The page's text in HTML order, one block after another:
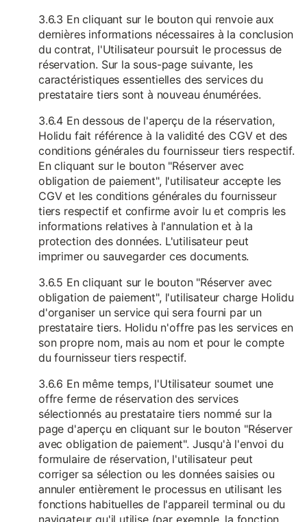
3.6.3 En cliquant sur le bouton qui renvoie aux
dernières informations nécessaires à la conclusion
du contrat, l'Utilisateur poursuit le processus de
réservation. Sur la sous-page suivante, les
caractéristiques essentielles des services du
prestataire tiers sont à nouveau énumérées.
3.6.4 En dessous de l'aperçu de la réservation,
Holidu fait référence à la validité des CGV et des
conditions générales du fournisseur tiers respectif.
En cliquant sur le bouton "Réserver avec
obligation de paiement", l'utilisateur accepte les
CGV et les conditions générales du fournisseur
tiers respectif et confirme avoir lu et compris les
informations relatives à l'annulation et à la
protection des données. L'utilisateur peut
imprimer ou sauvegarder ces documents.
3.6.5 En cliquant sur le bouton "Réserver avec
obligation de paiement", l'utilisateur charge Holidu
d'organiser un service qui sera fourni par un
prestataire tiers. Holidu n'offre pas les services en
son propre nom, mais au nom et pour le compte
du fournisseur tiers respectif.
3.6.6 En même temps, l'Utilisateur soumet une
offre ferme de réservation des services
sélectionnés au prestataire tiers nommé sur la
page d'aperçu en cliquant sur le bouton "Réserver
avec obligation de paiement". Jusqu'à l'envoi du
formulaire de réservation, l'utilisateur peut
corriger sa sélection ou les données saisies ou
annuler entièrement le processus en utilisant les
fonctions habituelles de l'appareil terminal ou du